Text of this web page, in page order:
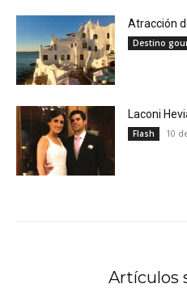
Atracción
Destino
Laconi
Flash 10
Artículos